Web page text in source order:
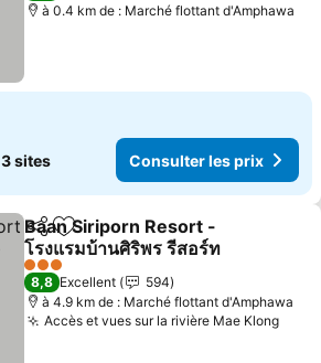
à 0.4 km de : Marché flottant d'Amphawa
3 sites Consulter les prix
PartagerAjouter à mes favoris
Baan Siriporn Resort -
โรงแรมบ้านศิริพร รีสอร์ท
Consulter les prix
3 Étoiles
8,8 Excellent
594
à 4.9 km de : Marché flottant d'Amphawa
Accès et vues sur la rivière Mae Klong